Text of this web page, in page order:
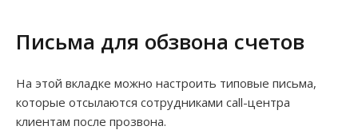
Письма для обзвона счетов
На этой вкладке можно настроить типовые письма,
которые отсылаются сотрудниками call-центра
клиентам после прозвона.